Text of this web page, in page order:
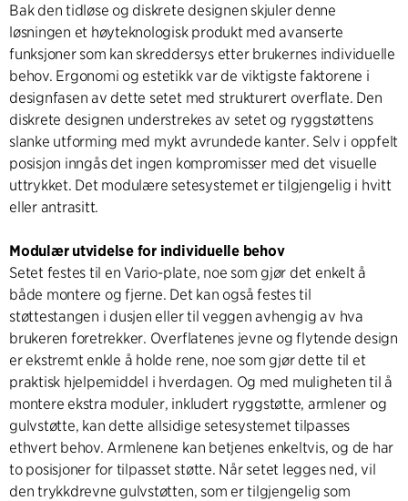
Bak den tidløse og diskrete designen skjuler denne
løsningen et høyteknologisk produkt med avanserte
funksjoner som kan skreddersys etter brukernes individuelle
behov. Ergonomi og estetikk var de viktigste faktorene i
designfasen av dette setet med strukturert overflate. Den
diskrete designen understrekes av setet og ryggstøttens
slanke utforming med mykt avrundede kanter. Selv i oppfelt
posisjon inngås det ingen kompromisser med det visuelle
uttrykket. Det modulære setesystemet er tilgjengelig i hvitt
eller antrasitt.
Modulær utvidelse for individuelle behov
Setet festes til en Vario-plate, noe som gjør det enkelt å
både montere og fjerne. Det kan også festes til
støttestangen i dusjen eller til veggen avhengig av hva
brukeren foretrekker. Overflatenes jevne og flytende design
er ekstremt enkle å holde rene, noe som gjør dette til et
praktisk hjelpemiddel i hverdagen. Og med muligheten til å
montere ekstra moduler, inkludert ryggstøtte, armlener og
gulvstøtte, kan dette allsidige setesystemet tilpasses
ethvert behov. Armlenene kan betjenes enkeltvis, og de har
to posisjoner for tilpasset støtte. Når setet legges ned, vil
den trykkdrevne gulvstøtten, som er tilgjengelig som